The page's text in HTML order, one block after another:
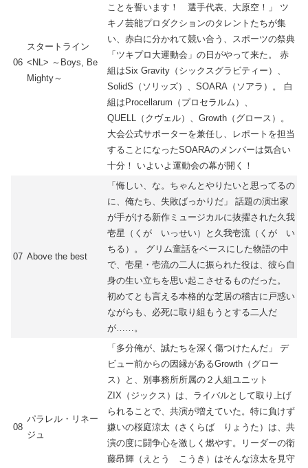
06
スタートライン
<NL> ～Boys, Be
Mighty～
ことを誓います！ 選手代表、大原空！」 ツ
キノ芸能プロダクションのタレントたちが集
い、赤白に分かれて競い合う、スポーツの祭典
「ツキプロ大運動会」の日がやって来た。 赤
組はSix Gravity（シックスグラビティー）、
SolidS（ソリッズ）、SOARA（ソアラ）。 白
組はProcellarum（プロセラルム）、
QUELL（クヴェル）、Growth（グロース）。
大会公式サポーターを兼任し、レポートを担当
することになったSOARAのメンバーは気合い
十分！ いよいよ運動会の幕が開く！
07 Above the best
「悔しい、な。ちゃんとやりたいと思ってるの
に、俺たち、失敗ばっかりだ」 話題の演出家
が手がける新作ミュージカルに抜擢された久我
壱星（くが いっせい）と久我壱流（くが い
ちる）。 グリム童話をベースにした物語の中
で、壱星・壱流の二人に振られた役は、彼ら自
身の生い立ちを思い起こさせるものだった。
初めてとも言える本格的な芝居の稽古に戸惑い
ながらも、必死に取り組もうとする二人だ
が……。
08
パラレル・リネー
ジュ
「多分俺が、誠たちを深く傷つけたんだ」 デ
ビュー前からの因縁があるGrowth（グロー
ス）と、別事務所所属の２人組ユニット
ZIX（ジックス）は、ライバルとして取り上げ
られることで、共演が増えていた。特に負けず
嫌いの桜庭涼太（さくらば りょうた）は、共
演の度に闘争心を激しく燃やす。リーダーの衛
藤昂輝（えとう こうき）はそんな涼太を見守